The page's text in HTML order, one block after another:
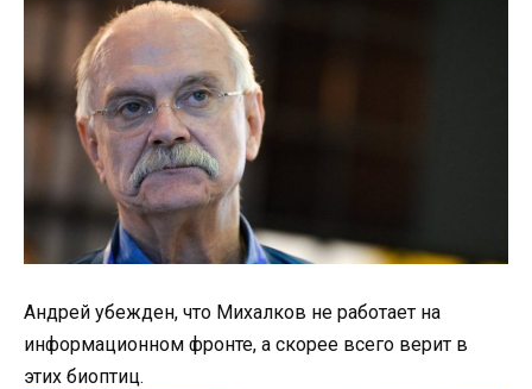
Андрей убежден, что Михалков не работает на
информационном фронте, а скорее всего верит в
этих биоптиц.